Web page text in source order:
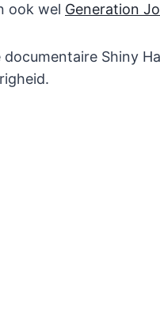
ook wel Generation
documentaire Shiny